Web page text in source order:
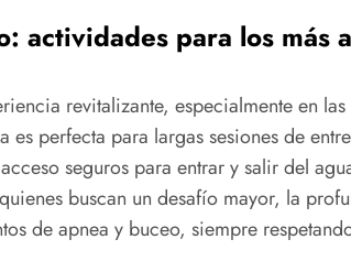
actividades para los más
revitalizante, especialmente en
es perfecta para largas sesiones de
seguros para entrar y salir del
buscan un desafío mayor, la
de apnea y buceo, siempre